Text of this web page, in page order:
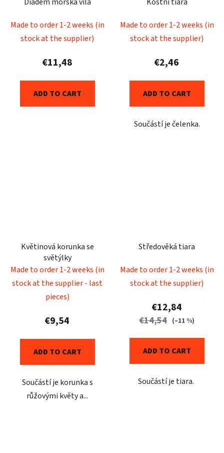
Made to order 1-2 weeks (in
stock at the supplier)
€11,48
ADD TO CART
Made to order 1-2 weeks (in
stock at the supplier)
€2,46
ADD TO CART
Součástí je čelenka.
Květinová korunka se
světýlky
Made to order 1-2 weeks (in
stock at the supplier - last
pieces)
€9,54
ADD TO CART
Součástí je korunka s
růžovými květy a...
Středověká tiara
Made to order 1-2 weeks (in
stock at the supplier)
€12,84
€14,54 (–11 %)
ADD TO CART
Součástí je tiara.